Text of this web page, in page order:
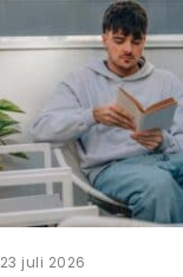
23 juli 2026